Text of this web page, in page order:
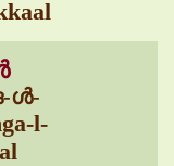
ൾ-
l-